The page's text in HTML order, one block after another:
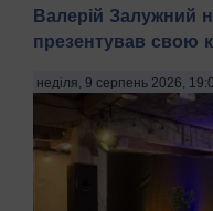
Валерій Залужний
презентував свою
неділя, 9 серпень 2026,